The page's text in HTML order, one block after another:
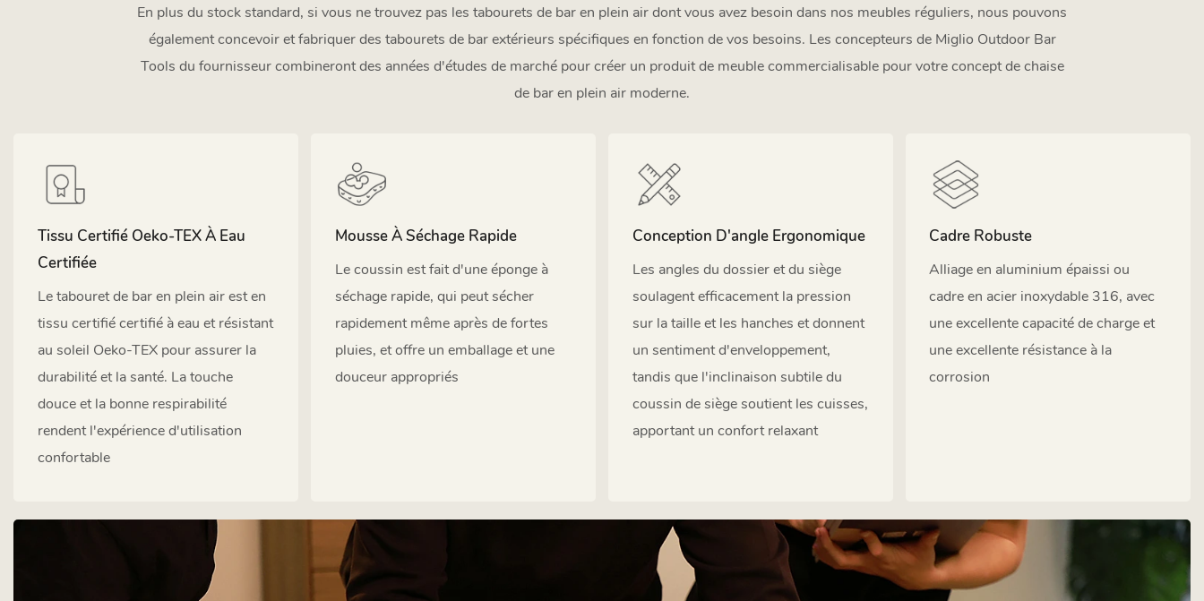
En plus du stock standard, si vous ne trouvez pas les tabourets de bar en plein air dont vous avez besoin dans nos meubles réguliers, nous pouvons
également concevoir et fabriquer des tabourets de bar extérieurs spécifiques en fonction de vos besoins. Les concepteurs de Miglio Outdoor Bar
Tools du fournisseur combineront des années d'études de marché pour créer un produit de meuble commercialisable pour votre concept de chaise
de bar en plein air moderne.
Tissu Certifié Oeko-TEX À Eau
Certifiée
Le tabouret de bar en plein air est en
tissu certifié certifié à eau et résistant
au soleil Oeko-TEX pour assurer la
durabilité et la santé. La touche
douce et la bonne respirabilité
rendent l'expérience d'utilisation
confortable
Mousse À Séchage Rapide
Le coussin est fait d'une éponge à
séchage rapide, qui peut sécher
rapidement même après de fortes
pluies, et offre un emballage et une
douceur appropriés
Conception D'angle Ergonomique
Les angles du dossier et du siège
soulagent efficacement la pression
sur la taille et les hanches et donnent
un sentiment d'enveloppement,
tandis que l'inclinaison subtile du
coussin de siège soutient les cuisses,
apportant un confort relaxant
Cadre Robuste
Alliage en aluminium épaissi ou
cadre en acier inoxydable 316, avec
une excellente capacité de charge et
une excellente résistance à la
corrosion